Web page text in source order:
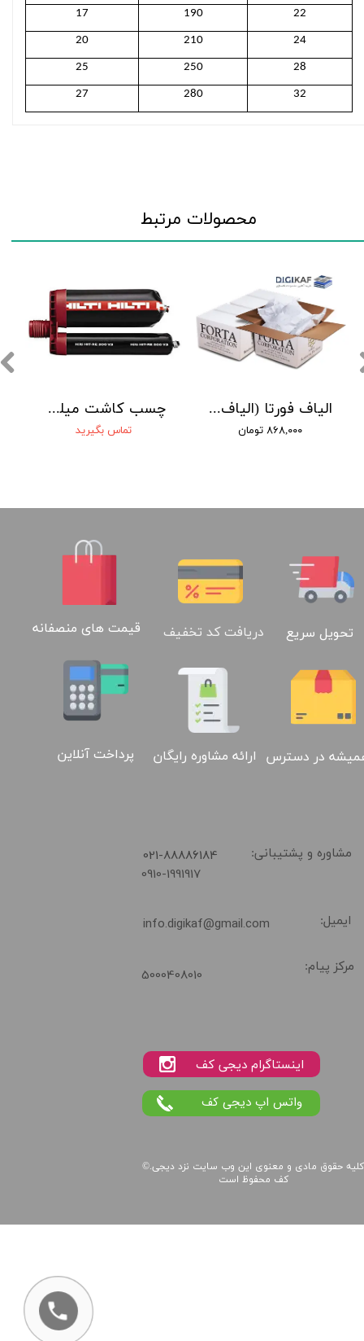
22
190
17
24
210
20
28
250
25
32
280
27
چسب کاشت میلگرد هیلتی RE500 V3
تماس بگیرید
الیاف فورتا (الیاف جایگزین میلگرد حرارتی FORTA)
۸۶۸,۰۰۰ تومان
محصولات مرتبط
تحویل سریع دریافت کد تخفیف قیمت های منصفانه
در دسترس ارائه مشاوره رایگان پرداخت آنلاین
مشاوره و پشتیبانی: ​021-88886184
info.digikaf@gmail.com
02188886184
©. کلیه حقوق مادی و معنوی این وب سایت نزددیجی
کف محفوظ است
ایمیل:
مرکز پیام: 5000408010
0910-1991917
واتس اپ دیجی کف